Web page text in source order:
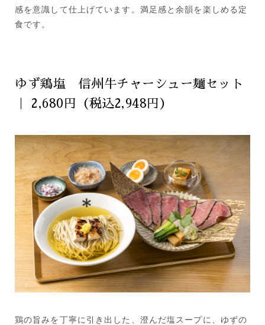
感を意識して仕上げています。満足感と余韻を楽しめる定
食です。
ゆず鶏塩 信州牛チャーシュー麺セット
｜ 2,680円（税込2,948円）
鶏の旨みを丁寧に引き出した、澄んだ塩スープに、ゆずの